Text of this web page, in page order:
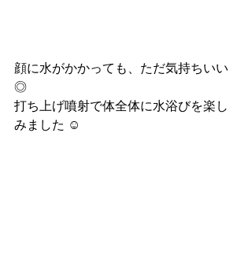
顔に水がかかっても、ただ気持ちいい
◎
打ち上げ噴射で体全体に水浴びを楽し
みました ☺︎